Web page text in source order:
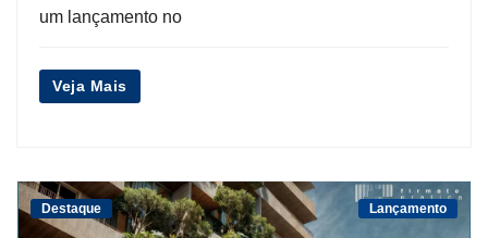
um lançamento no
Veja Mais
Destaque Lançamento